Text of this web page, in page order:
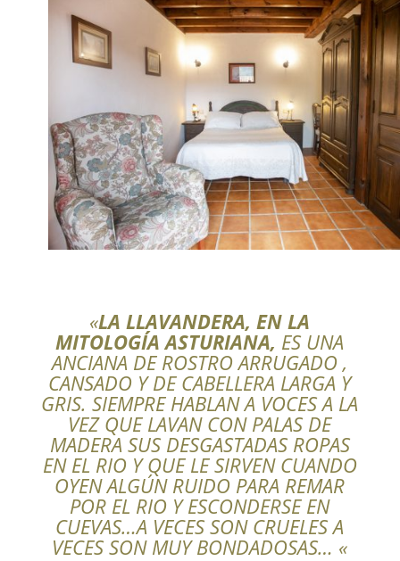
«LA LLAVANDERA, EN LA
MITOLOGÍA ASTURIANA, ES UNA
ANCIANA DE ROSTRO ARRUGADO ,
CANSADO Y DE CABELLERA LARGA Y
GRIS. SIEMPRE HABLAN A VOCES A LA
VEZ QUE LAVAN CON PALAS DE
MADERA SUS DESGASTADAS ROPAS
EN EL RIO Y QUE LE SIRVEN CUANDO
OYEN ALGÚN RUIDO PARA REMAR
POR EL RIO Y ESCONDERSE EN
CUEVAS…A VECES SON CRUELES A
VECES SON MUY BONDADOSAS… «